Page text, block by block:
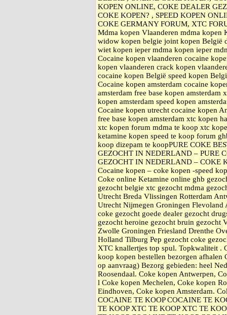
KOPEN ONLINE, COKE DEALER
COKE KOPEN? , SPEED KOPEN
COKE GERMANY FORUM, XTC
Mdma kopen Vlaanderen mdma
widow kopen belgie joint kopen België
wiet kopen ieper mdma kopen ieper
Cocaine kopen vlaanderen cocaine
kopen vlaanderen crack kopen
cocaine kopen België speed kopen
Cocaine kopen amsterdam cocaine
amsterdam free base kopen amsterdam
kopen amsterdam speed kopen
Cocaine kopen utrecht cocaine kopen
free base kopen amsterdam xtc kopen
xtc kopen forum mdma te koop xtc
ketamine kopen speed te koop forum
koop dizepam te koopPURE COKE
GEZOCHT IN NEDERLAND – PURE
GEZOCHT IN NEDERLAND – COKE
Cocaine kopen – coke kopen -speed
Coke online Ketamine online ghb
gezocht belgie xtc gezocht mdma
Utrecht Breda Vlissingen Rotterdam
Utrecht Nijmegen Groningen Flevoland
coke gezocht goede dealer gezocht
gezocht heroine gezocht bruin gezocht
Zwolle Groningen Friesland Drenthe
Holland Tilburg Pep gezocht coke
XTC knallertjes top spul. Topkwaliteit .
koop kopen bestellen bezorgen
op aanvraag) Bezorg gebieden: heel
Roosendaal. Coke kopen Antwerpen,
l Coke kopen Mechelen, Coke kopen
Eindhoven, Coke kopen Amsterdam.
COCAINE TE KOOP COCAINE TE
TE KOOP XTC TE KOOP XTC TE